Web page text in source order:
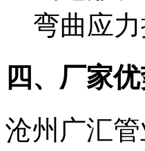
弯曲应力
四、厂家
沧州广汇